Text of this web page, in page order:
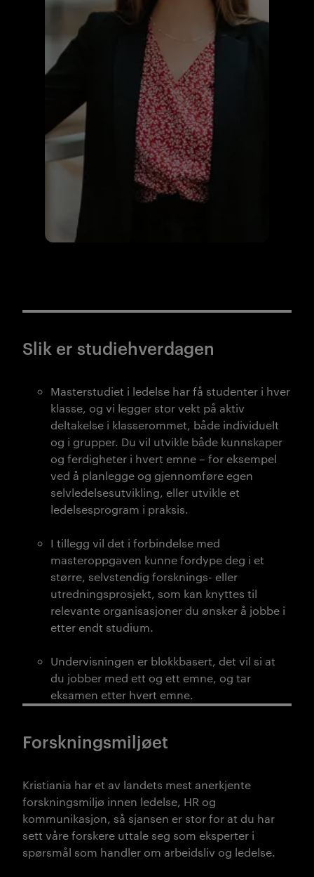
Slik er studiehverdagen
Masterstudiet i ledelse har få studenter i hver
klasse, og vi legger stor vekt på aktiv
deltakelse i klasserommet, både individuelt
og i grupper. Du vil utvikle både kunnskaper
og ferdigheter i hvert emne – for eksempel
ved å planlegge og gjennomføre egen
selvledelsesutvikling, eller utvikle et
ledelsesprogram i praksis.
I tillegg vil det i forbindelse med
masteroppgaven kunne fordype deg i et
større, selvstendig forsknings- eller
utredningsprosjekt, som kan knyttes til
relevante organisasjoner du ønsker å jobbe i
etter endt studium.
Undervisningen er blokkbasert, det vil si at
du jobber med ett og ett emne, og tar
eksamen etter hvert emne.
Forskningsmiljøet
Kristiania har et av landets mest anerkjente
forskningsmiljø innen ledelse, HR og
kommunikasjon, så sjansen er stor for at du har
sett våre forskere uttale seg som eksperter i
spørsmål som handler om arbeidsliv og ledelse.